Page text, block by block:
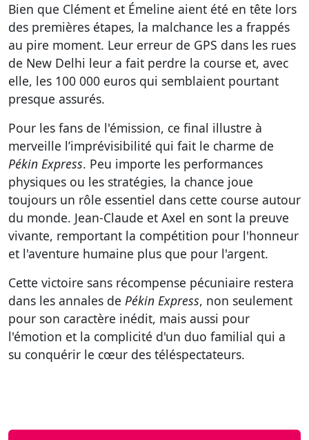
Bien que Clément et Émeline aient été en tête lors
des premières étapes, la malchance les a frappés
au pire moment. Leur erreur de GPS dans les rues
de New Delhi leur a fait perdre la course et, avec
elle, les 100 000 euros qui semblaient pourtant
presque assurés.
Pour les fans de l'émission, ce final illustre à
merveille l’imprévisibilité qui fait le charme de
Pékin Express. Peu importe les performances
physiques ou les stratégies, la chance joue
toujours un rôle essentiel dans cette course autour
du monde. Jean-Claude et Axel en sont la preuve
vivante, remportant la compétition pour l'honneur
et l'aventure humaine plus que pour l'argent.
Cette victoire sans récompense pécuniaire restera
dans les annales de Pékin Express, non seulement
pour son caractère inédit, mais aussi pour
l'émotion et la complicité d'un duo familial qui a
su conquérir le cœur des téléspectateurs.